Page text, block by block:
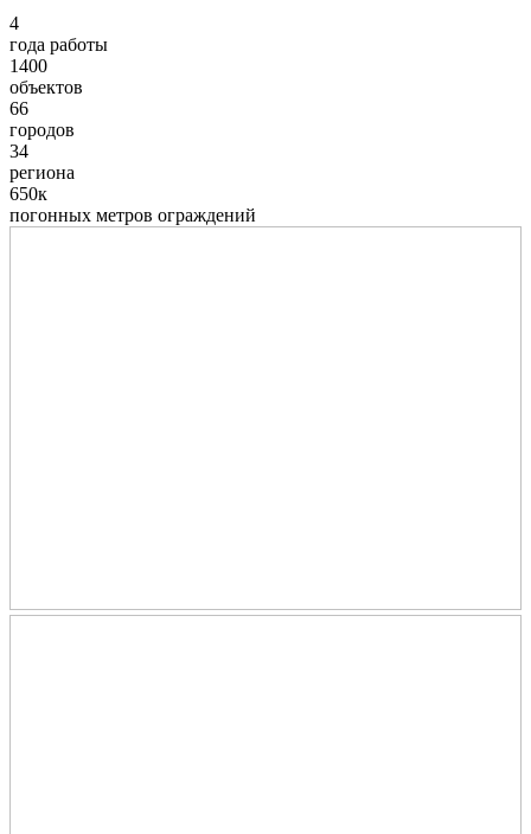
4
года работы
1400
объектов
66
городов
34
региона
650к
погонных метров ограждений